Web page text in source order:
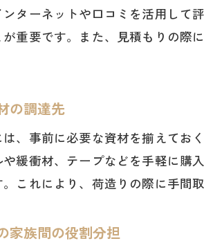
福岡県の風土を活かし
引っ越し後のスムーズ
引っ越しを効率化するため
引っ越し計画を成功さ
効率的な引っ越しを実
ターネットや口コミを活用して
重要です。また、見積もりの
の調達先
、事前に必要な資材を揃えて
緩衝材、テープなどを手軽に
これにより、荷造りの際に手間
家族間の役割分担